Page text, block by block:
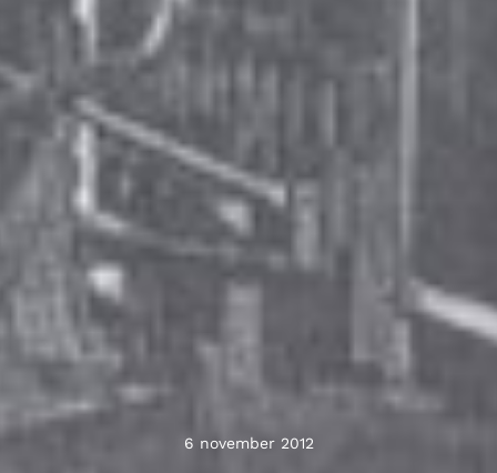
6 november 2012